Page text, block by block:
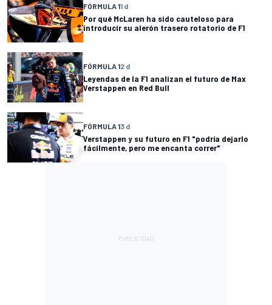
FÓRMULA 11 d
Por qué McLaren ha sido cauteloso para
introducir su alerón trasero rotatorio de F1
FÓRMULA 12 d
Leyendas de la F1 analizan el futuro de Max
Verstappen en Red Bull
FÓRMULA 13 d
Verstappen y su futuro en F1 "podría dejarlo
fácilmente, pero me encanta correr"